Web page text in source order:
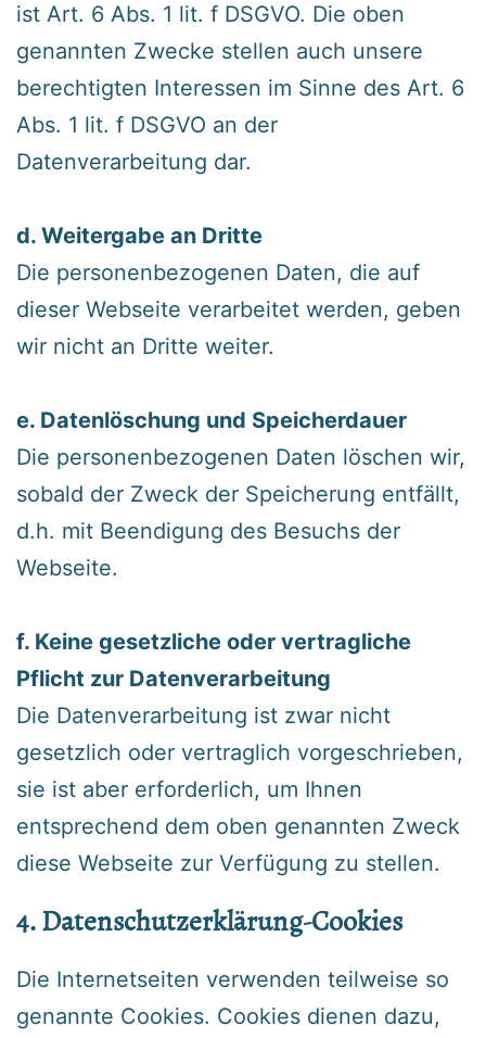
ist Art. 6 Abs. 1 lit. f DSGVO. Die oben
genannten Zwecke stellen auch unsere
berechtigten Interessen im Sinne des Art. 6
Abs. 1 lit. f DSGVO an der
Datenverarbeitung dar.
‍d. Weitergabe an Dritte
‍Die personenbezogenen Daten, die auf
dieser Webseite verarbeitet werden, geben
wir nicht an Dritte weiter.
‍e. Datenlöschung und Speicherdauer
‍Die personenbezogenen Daten löschen wir,
sobald der Zweck der Speicherung entfällt,
d.h. mit Beendigung des Besuchs der
Webseite.
‍f. Keine gesetzliche oder vertragliche
Pflicht zur Datenverarbeitung
‍Die Datenverarbeitung ist zwar nicht
gesetzlich oder vertraglich vorgeschrieben,
sie ist aber erforderlich, um Ihnen
entsprechend dem oben genannten Zweck
diese Webseite zur Verfügung zu stellen.
‍4. Datenschutzerklärung-Cookies
Die Internetseiten verwenden teilweise so
genannte Cookies. Cookies dienen dazu,